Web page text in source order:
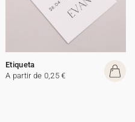
Etiqueta
A partir de 0,25 €